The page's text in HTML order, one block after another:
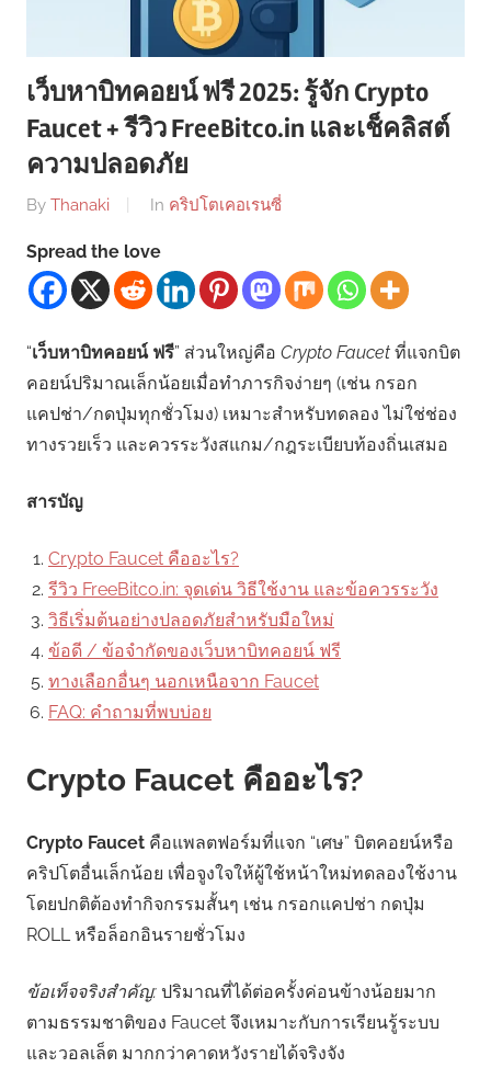
เว็บหาบิทคอยน์ ฟรี 2025: รู้จัก Crypto
Faucet + รีวิว FreeBitco.in และเช็คลิสต์
ความปลอดภัย
By Thanaki In คริปโตเคอเรนซี่
Spread the love
“เว็บหาบิทคอยน์ ฟรี” ส่วนใหญ่คือ Crypto Faucet ที่แจกบิต
คอยน์ปริมาณเล็กน้อยเมื่อทำภารกิจง่ายๆ (เช่น กรอก
แคปช่า/กดปุ่มทุกชั่วโมง) เหมาะสำหรับทดลอง ไม่ใช่ช่อง
ทางรวยเร็ว และควรระวังสแกม/กฎระเบียบท้องถิ่นเสมอ
สารบัญ
Crypto Faucet คืออะไร?
รีวิว FreeBitco.in: จุดเด่น วิธีใช้งาน และข้อควรระวัง
วิธีเริ่มต้นอย่างปลอดภัยสำหรับมือใหม่
ข้อดี / ข้อจำกัดของเว็บหาบิทคอยน์ ฟรี
ทางเลือกอื่นๆ นอกเหนือจาก Faucet
FAQ: คำถามที่พบบ่อย
Crypto Faucet คืออะไร?
Crypto Faucet คือแพลตฟอร์มที่แจก “เศษ” บิตคอยน์หรือ
คริปโตอื่นเล็กน้อย เพื่อจูงใจให้ผู้ใช้หน้าใหม่ทดลองใช้งาน
โดยปกติต้องทำกิจกรรมสั้นๆ เช่น กรอกแคปช่า กดปุ่ม
ROLL หรือล็อกอินรายชั่วโมง
ข้อเท็จจริงสำคัญ: ปริมาณที่ได้ต่อครั้งค่อนข้างน้อยมาก
ตามธรรมชาติของ Faucet จึงเหมาะกับการเรียนรู้ระบบ
และวอลเล็ต มากกว่าคาดหวังรายได้จริงจัง